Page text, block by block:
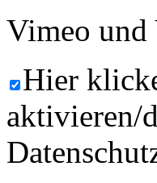
Vimeo und
Hier
aktivieren/